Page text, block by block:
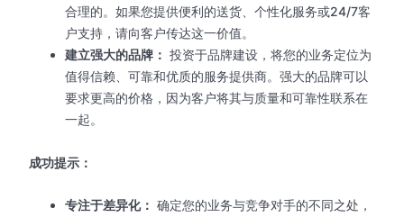
合理的。如果您提供便利的送货、个性化服务或24/7客
户支持，请向客户传达这一价值。
建立强大的品牌： 投资于品牌建设，将您的业务定位为
值得信赖、可靠和优质的服务提供商。强大的品牌可以
要求更高的价格，因为客户将其与质量和可靠性联系在
一起。
成功提示：
专注于差异化： 确定您的业务与竞争对手的不同之处，